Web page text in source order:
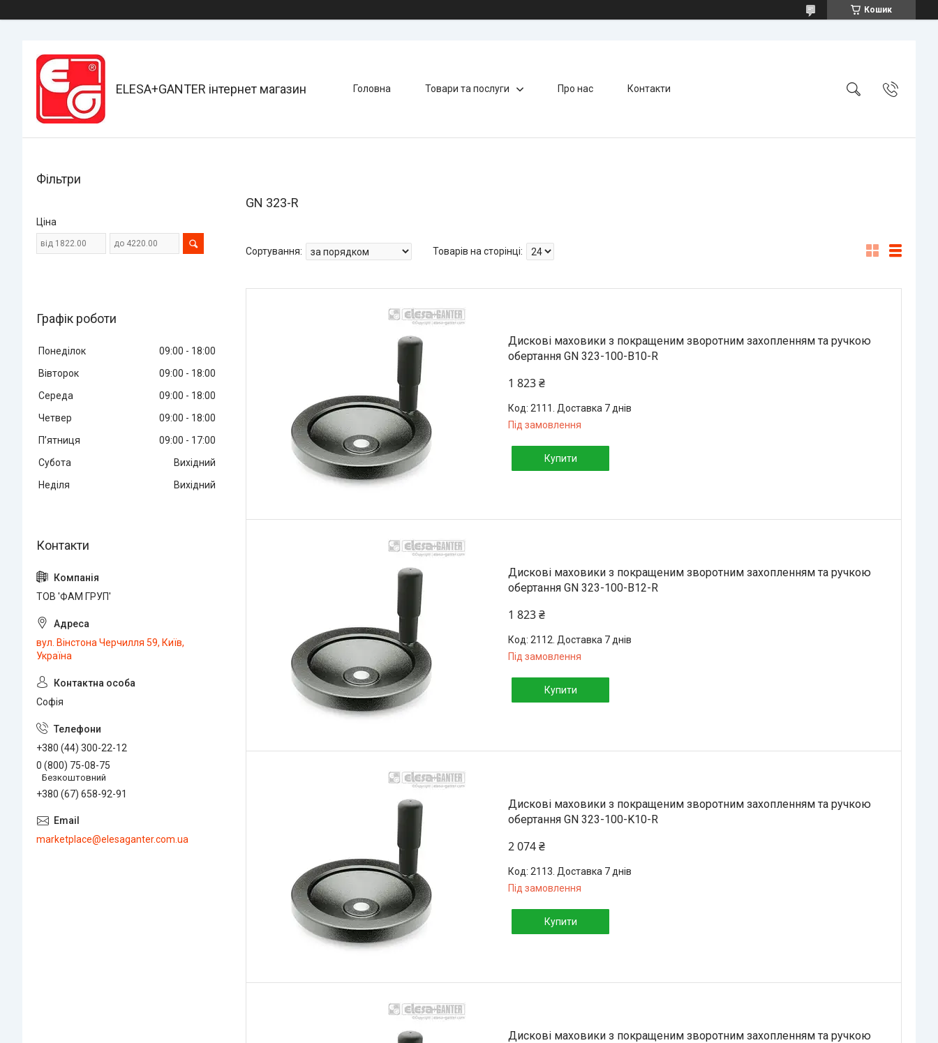
Кошик
ELESA+GANTER інтернет магазин Головна Товари та послуги Про нас Контакти
GN 323-R
Дискові маховики з покращеним зворотним захопленням та ручкою
обертання GN 323-100-B10-R
1 823 ₴
2111. Доставка 7 днів
Під замовлення
Купити
Дискові маховики з покращеним зворотним захопленням та ручкою
обертання GN 323-100-B12-R
1 823 ₴
2112. Доставка 7 днів
Під замовлення
Купити
Дискові маховики з покращеним зворотним захопленням та ручкою
обертання GN 323-100-K10-R
2 074 ₴
2113. Доставка 7 днів
Під замовлення
Купити
Дискові маховики з покращеним зворотним захопленням та ручкою
Фільтри
Ціна
Графік роботи
Понеділок 09:00
18:00
Вівторок
09:00
18:00
Середа
09:00
18:00
Четвер
09:00
18:00
Пʼятниця
09:00
17:00
Субота
Вихідний
Неділя
Вихідний
ТОВ 'ФАМ ГРУП'
вул. Вінстона Черчилля 59, Київ,
Україна
Софія
+380 (44) 300-22-12
0 (800) 75-08-75
Безкоштовний
+380 (67) 658-92-91
marketplace@elesaganter.com.ua